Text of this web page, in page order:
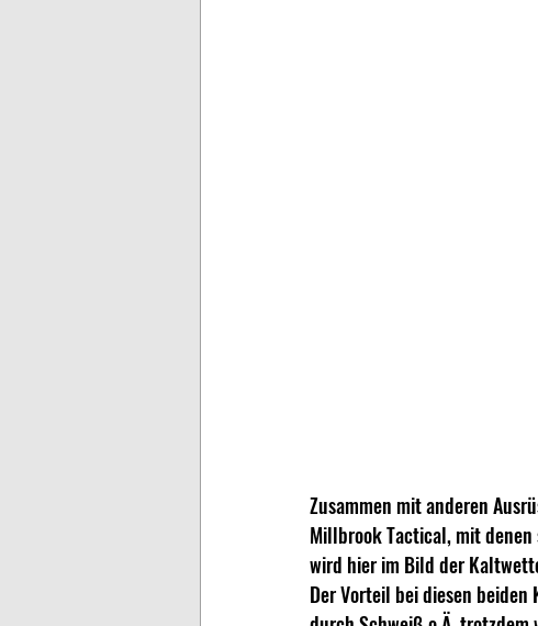
Zusammen mit anderen
Millbrook Tactical, mit denen
wird hier im Bild der
Der Vorteil bei diesen